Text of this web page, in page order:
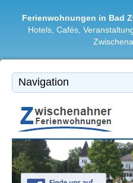
Ferienwohnungen in Bad
Hotels, Cafés,
|
Ferienwohnungen
|
Freizeitangebote
|
Restaurants & Cafés
|
Region